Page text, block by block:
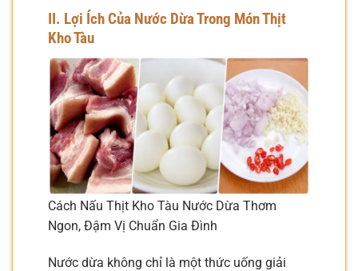
II. Lợi Ích Của Nước Dừa Trong Món Thịt
Kho Tàu
Cách Nấu Thịt Kho Tàu Nước Dừa Thơm
Ngon, Đậm Vị Chuẩn Gia Đình
Nước dừa không chỉ là một thức uống giải